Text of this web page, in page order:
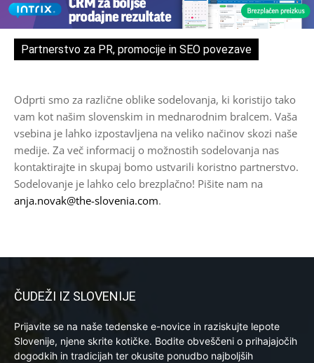
Partnerstvo za PR, promocije in SEO povezave
Odprti smo za različne oblike sodelovanja, ki koristijo tako
vam kot našim slovenskim in mednarodnim bralcem. Vaša
vsebina je lahko izpostavljena na veliko načinov skozi naše
medije. Za več informacij o možnostih sodelovanja nas
kontaktirajte in skupaj bomo ustvarili koristno partnerstvo.
Sodelovanje je lahko celo brezplačno! Pišite nam na
anja.novak@the-slovenia.com.
ČUDEŽI IZ SLOVENIJE
Prijavite se na naše tedenske e-novice in raziskujte lepote
Slovenije, njene skrite kotičke. Bodite obveščeni o prihajajočih
dogodkih in tradicijah ter okusite ponudbo najboljših